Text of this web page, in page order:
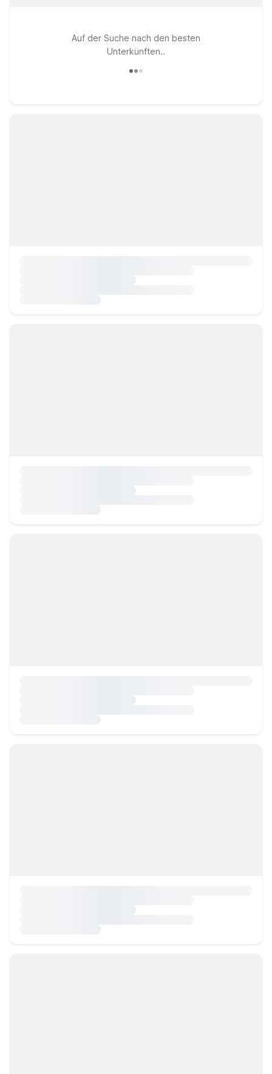
Auf der Suche nach den besten
Unterkünften..